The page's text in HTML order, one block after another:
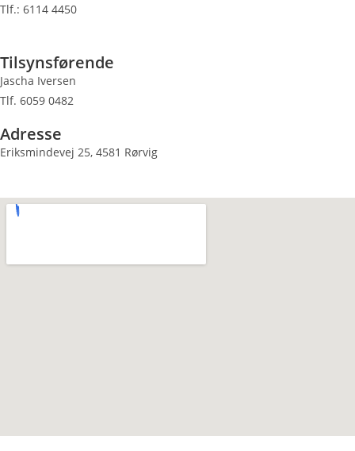
Tlf.: 6114 4450
Tilsynsførende
Jascha Iversen
Tlf. 6059 0482
Adresse
Eriksmindevej 25, 4581 Rørvig